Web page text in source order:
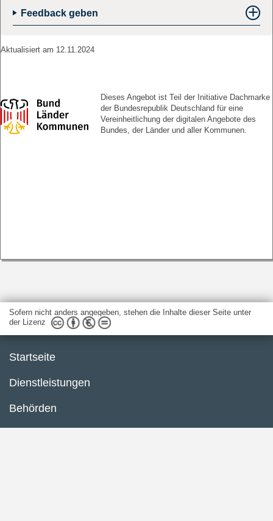
zutreffen.Feedback geben
Aktualisiert am 12.11.2024
Dieses Angebot ist Teil der Initiative Dachmarke
der Bundesrepublik Deutschland für eine
Vereinheitlichung der digitalen Angebote des
Bundes, der Länder und aller Kommunen.
Sofern nicht anders angegeben, stehen die Inhalte dieser Seite unter
der Lizenz
Startseite
Dienstleistungen
Behörden